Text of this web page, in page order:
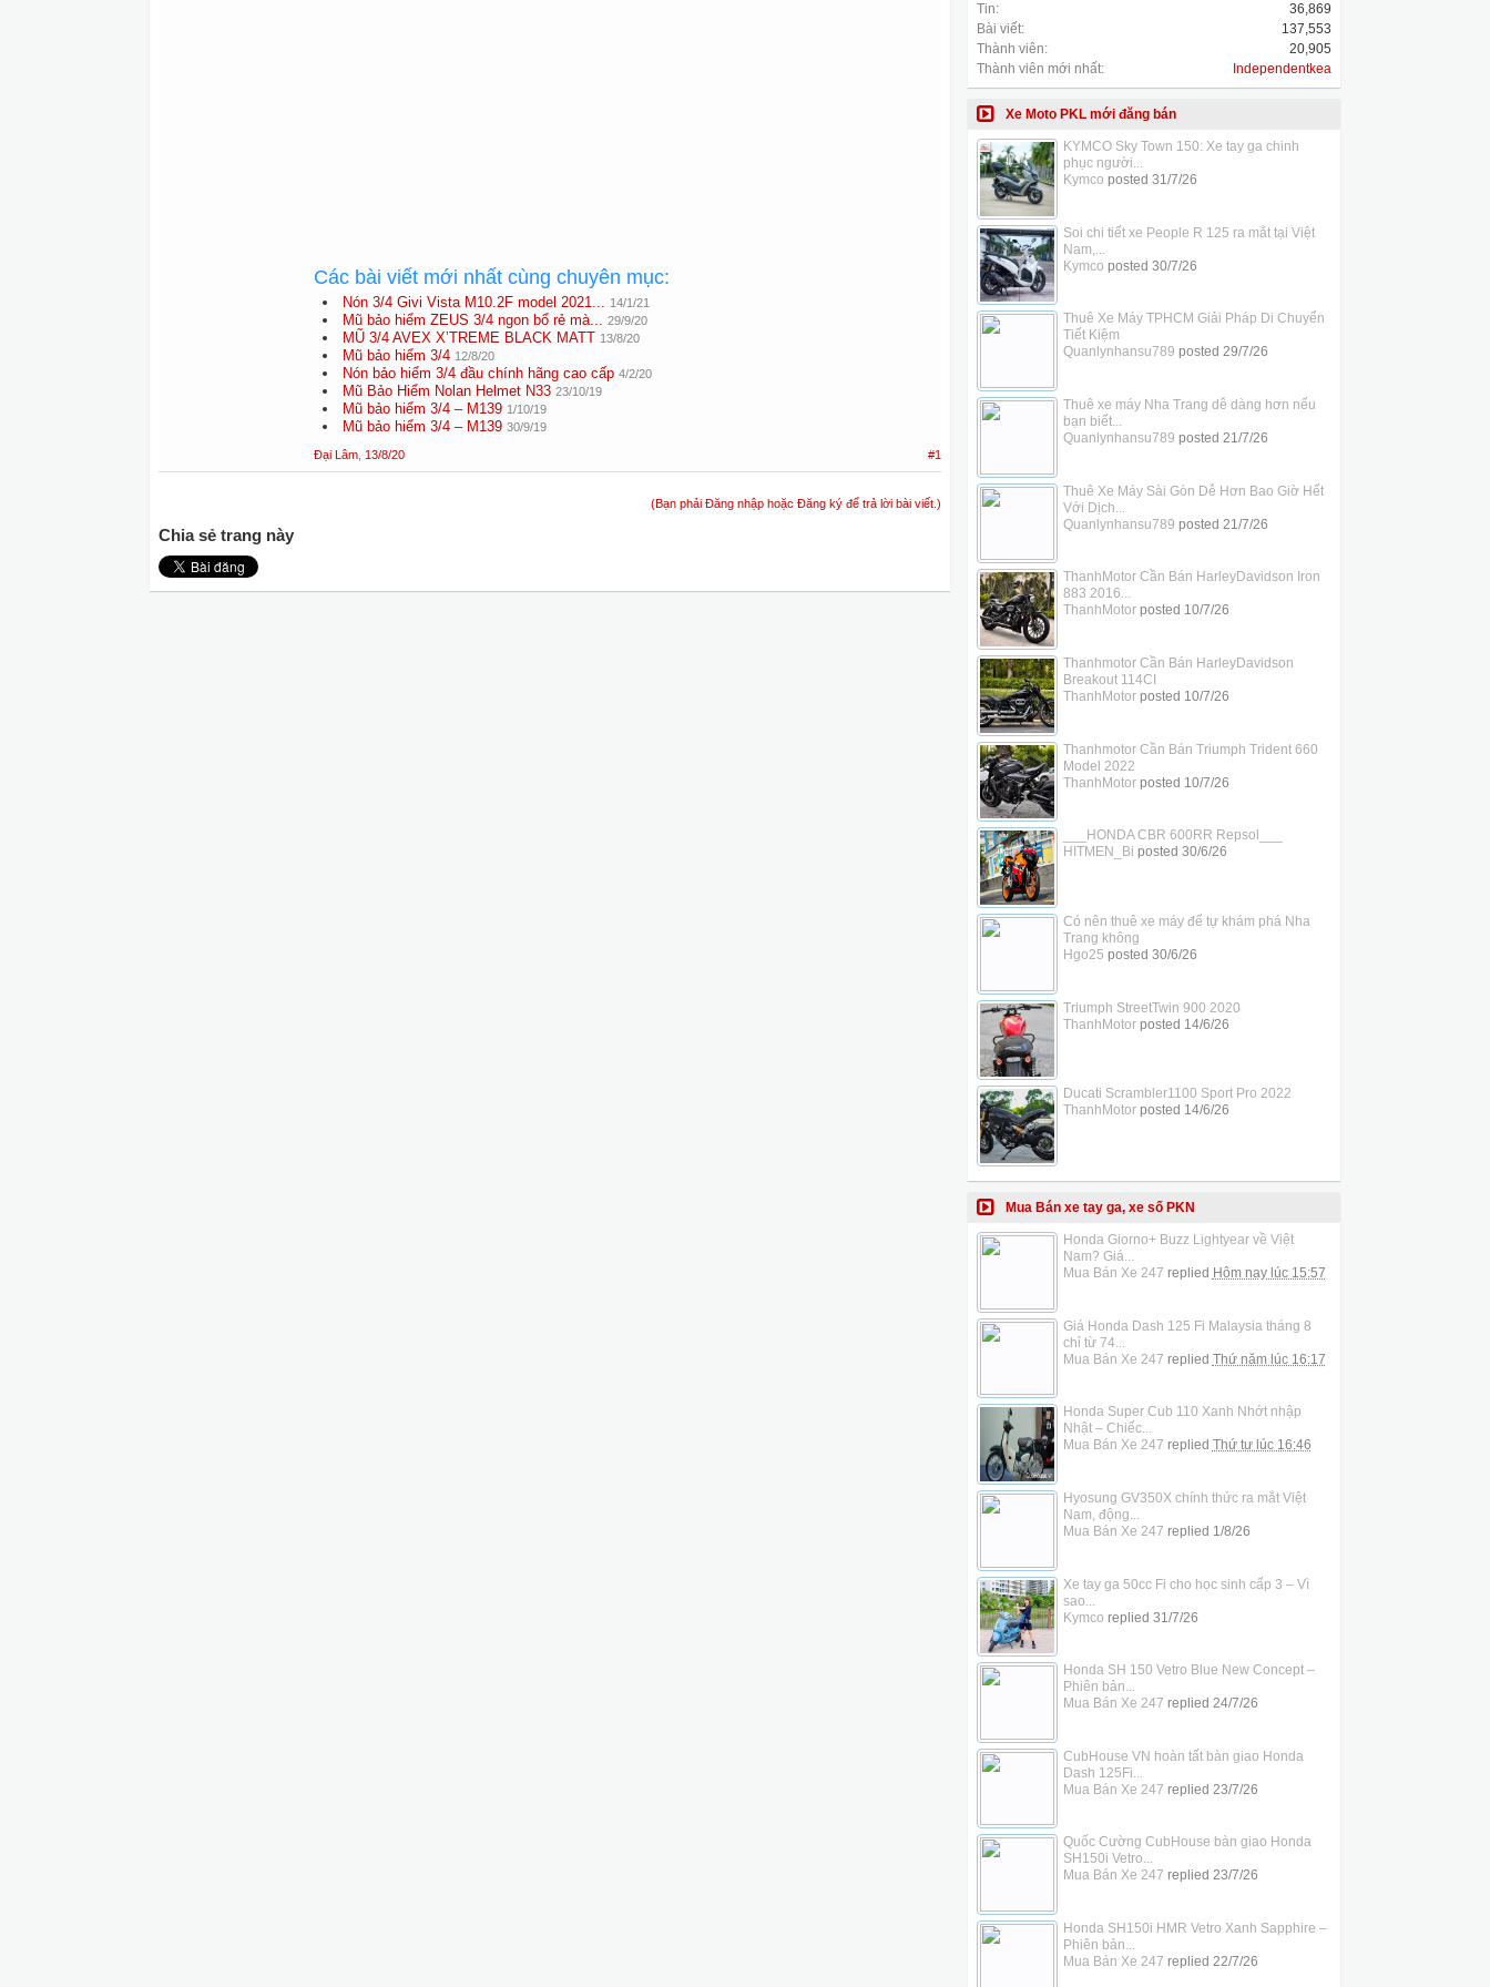
Các bài viết mới nhất cùng chuyên mục:
Nón 3/4 Givi Vista M10.2F model 2021... 14/1/21
Mũ bảo hiểm ZEUS 3/4 ngon bổ rẻ mà... 29/9/20
MŨ 3/4 AVEX X’TREME BLACK MATT 13/8/20
Mũ bảo hiểm 3/4 12/8/20
Nón bảo hiểm 3/4 đầu chính hãng cao cấp 4/2/20
Mũ Bảo Hiểm Nolan Helmet N33 23/10/19
Mũ bảo hiểm 3/4 – M139 1/10/19
Mũ bảo hiểm 3/4 – M139 30/9/19
Đại Lâm 13/8/20 #1
(Bạn phải Đăng nhập hoặc Đăng ký để trả lời bài viết.)
Chia sẻ trang này
Tin:
36,869
Bài viết:
137,553
Thành viên:
20,905
Thành viên mới nhất:
Independentkea
Xe Moto PKL mới đăng bán
KYMCO Sky Town 150: Xe tay ga chinh
phục người...
Kymco posted 31/7/26
Soi chi tiết xe People R 125 ra mắt tại Việt
Nam,...
Kymco posted 30/7/26
Thuê Xe Máy TPHCM Giải Pháp Di Chuyển
Tiết Kiệm
Quanlynhansu789 posted 29/7/26
Thuê xe máy Nha Trang dễ dàng hơn nếu
bạn biết...
Quanlynhansu789 posted 21/7/26
Thuê Xe Máy Sài Gòn Dễ Hơn Bao Giờ Hết
Với Dịch...
Quanlynhansu789 posted 21/7/26
ThanhMotor Cần Bán HarleyDavidson Iron
883 2016...
ThanhMotorposted 10/7/26
Thanhmotor Cần Bán HarleyDavidson
Breakout 114CI
ThanhMotorposted 10/7/26
Thanhmotor Cần Bán Triumph Trident 660
Model 2022
ThanhMotorposted 10/7/26
___HONDA CBR 600RR Repsol___
HITMEN_Bi posted 30/6/26
Có nên thuê xe máy để tự khám phá Nha
Trang không
Hgo25 posted 30/6/26
Triumph StreetTwin 900 2020
ThanhMotorposted 14/6/26
Ducati Scrambler1100 Sport Pro 2022
ThanhMotorposted 14/6/26
Mua Bán xe tay ga, xe số PKN
Honda Giorno+ Buzz Lightyear về Việt
Nam? Giá...
Mua Bán Xe 247 replied Hôm nay lúc 15:57
Giá Honda Dash 125 Fi Malaysia tháng 8
chỉ từ 74...
Mua Bán Xe 247 replied Thứ năm lúc 16:17
Honda Super Cub 110 Xanh Nhớt nhập
Nhật – Chiếc...
Mua Bán Xe 247 replied Thứ tư lúc 16:46
Hyosung GV350X chính thức ra mắt Việt
Nam, động...
Mua Bán Xe 247 replied 1/8/26
Xe tay ga 50cc Fi cho học sinh cấp 3 – Vì
sao...
Kymco replied 31/7/26
Honda SH 150 Vetro Blue New Concept –
Phiên bản...
Mua Bán Xe 247 replied 24/7/26
CubHouse VN hoàn tất bàn giao Honda
Dash 125Fi...
Mua Bán Xe 247 replied 23/7/26
Quốc Cường CubHouse bàn giao Honda
SH150i Vetro...
Mua Bán Xe 247 replied 23/7/26
Honda SH150i HMR Vetro Xanh Sapphire –
Phiên bản...
Mua Bán Xe 247 replied 22/7/26